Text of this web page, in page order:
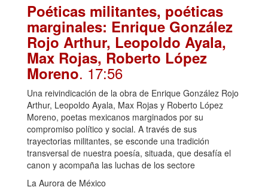
Poéticas militantes, poéticas
marginales: Enrique González
Rojo Arthur, Leopoldo Ayala,
Max Rojas, Roberto López
Moreno. 17:56
Una reivindicación de la obra de Enrique González Rojo
Arthur, Leopoldo Ayala, Max Rojas y Roberto López
Moreno, poetas mexicanos marginados por su
compromiso político y social. A través de sus
trayectorias militantes, se esconde una tradición
transversal de nuestra poesía, situada, que desafía el
canon y acompaña las luchas de los sectore
La Aurora de México